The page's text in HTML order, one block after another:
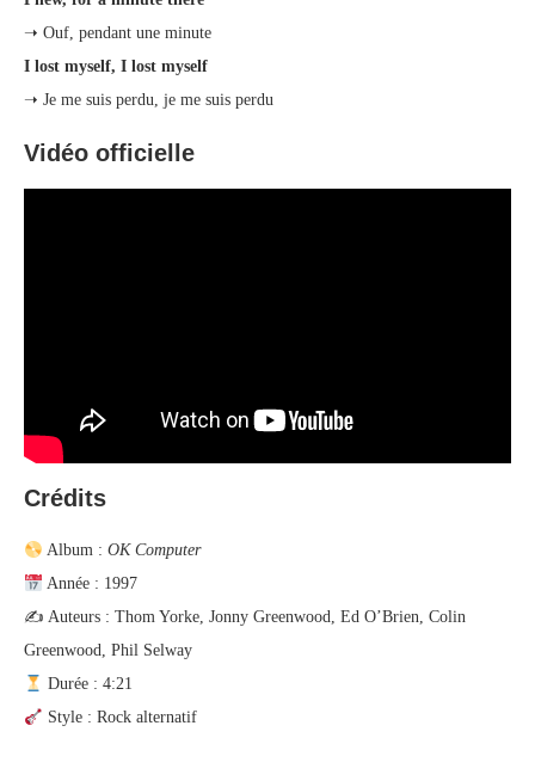
➝ Ouf, pendant une minute
I lost myself, I lost myself
➝ Je me suis perdu, je me suis perdu
Vidéo officielle
Crédits
Album : OK Computer
Année : 1997
✍️ Auteurs : Thom Yorke, Jonny Greenwood, Ed O’Brien, Colin
Greenwood, Phil Selway
Durée : 4:21
Style : Rock alternatif